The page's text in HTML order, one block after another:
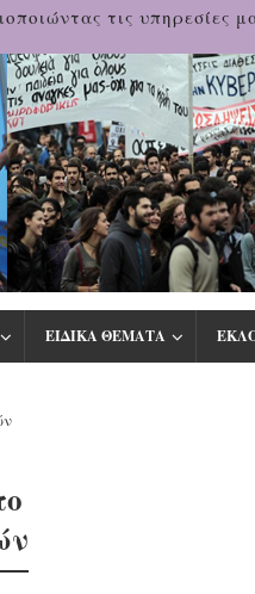
ΕΙΔΙΚΑ ΘΕΜΑΤΑ
τις υπηρεσίες